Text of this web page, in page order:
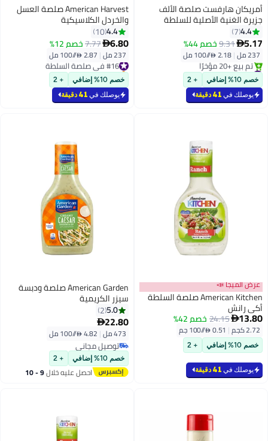
أمريكان هارفست صلصة الألف
جزيرة الغنية الأصلية للسلطة
237ملليلتر4.4
7
5.17
9.31خصم 44%
237 مل |
#5 في صلصة السلطة
بتخلّص بسرعة
تم بيع +20 مؤخرًا
#5 في صلصة السلطة
خصم 10% إضافي + 2
يوصلك في 41 دقيقة
American Harvest صلصة العسل
والخردل الكلاسيكية
4.4
10
6.80
7.77خصم 12%
237 مل | #16 في صلصة السلطة
باقي 5 وحدات في المخزون
#16 في صلصة السلطة
خصم 10% إضافي + 2
يوصلك في 41 دقيقة
عرض الميجا 📣
American Kitchen صلصة السلطة
أكي رانش
13.80
24.15خصم 42%
2.72 كجم |
خصم 10% إضافي + 2
يوصلك في 41 دقيقة
American Garden صلصة ودبسة
سيزر الكريمية
5.0
2
22.80
473 مل |
توصيل مجاني
توصيل مجاني
خصم 10% إضافي + 2
احصل عليه خلال 9 - 10
اغسطس